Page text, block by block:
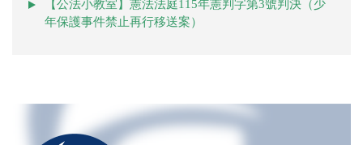
【公法小教室】憲法法庭115年憲判字第3號判決（少
年保護事件禁止再行移送案）